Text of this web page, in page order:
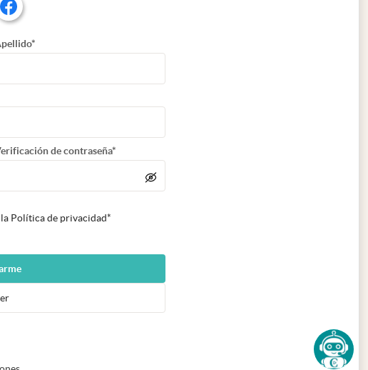
de contraseña*
Política de privacidad*